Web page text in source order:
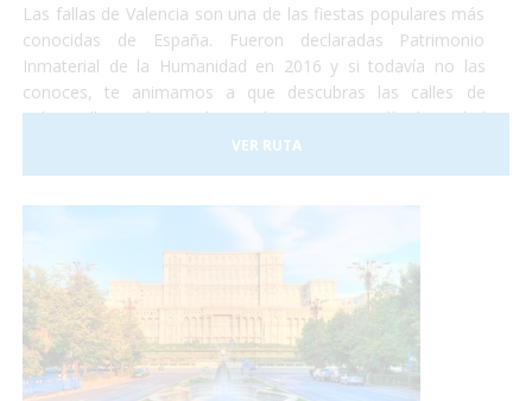
Las fallas de Valencia son una de las fiestas populares más
conocidas de España. Fueron declaradas Patrimonio
Inmaterial de la Humanidad en 2016 y si todavía no las
conoces, te animamos a que descubras las calles de
Valencia llenas de arte, luz y color. Durante 5 días la ciudad
se convierte en una fiesta continua de luces, música y
fuegos artificiales por todos los rincones. ¡Te proponemos
VER RUTA